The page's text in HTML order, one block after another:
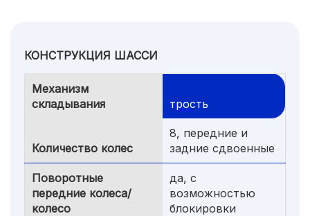
КОНСТРУКЦИЯ ШАССИ
Механизм
складывания
трость
Количество колес
8, передние и
задние сдвоенные
Поворотные
передние колеса/
колесо
да, с
возможностью
блокировки